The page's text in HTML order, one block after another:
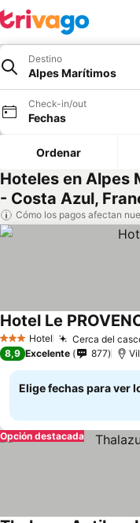
Destino
Alpes Marítimos
Check-in/out
Fechas
Ordenar
Hoteles en Alpes
- Costa Azul,
Cómo los pagos afectan
3 Estrellas
Hotel Cerca del
Hotel Le
8,9 Excelente 877
Elige fechas para ver
Opción destacada